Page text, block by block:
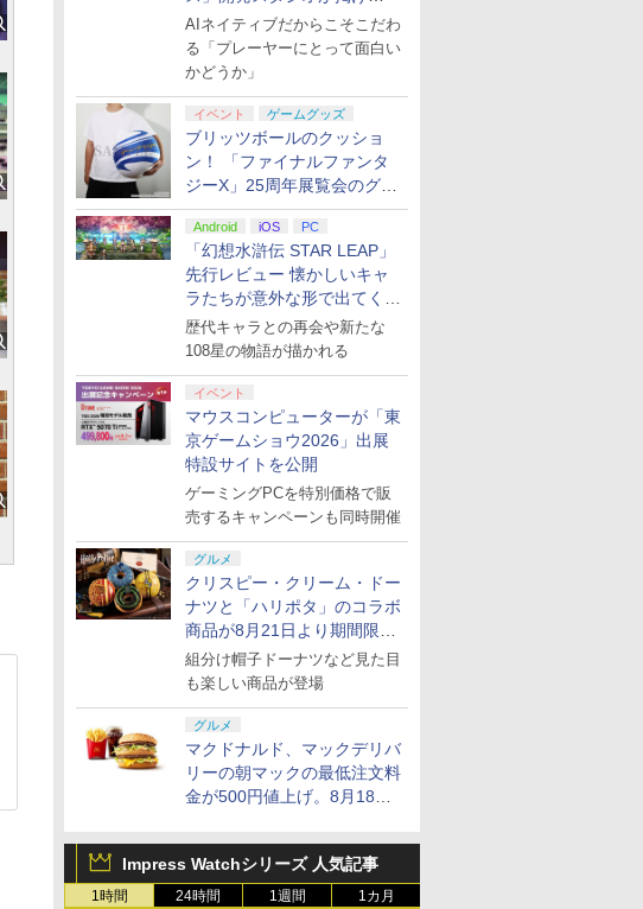
る“AI活用の信念”とは？【講
演レポート】
AIネイティブだからこそこだわ
る「プレーヤーにとって面白い
かどうか」
イベント ゲームグッズ
ブリッツボールのクッショ
ン！ 「ファイナルファンタ
ジーX」25周年展覧会のグッ
ズ情報が公開
Android iOS PC
「幻想水滸伝 STAR LEAP」
先行レビュー 懐かしいキャ
ラたちが意外な形で出てくる
シリーズ完全新作！
歴代キャラとの再会や新たな
108星の物語が描かれる
イベント
マウスコンピューターが「東
京ゲームショウ2026」出展
特設サイトを公開
ゲーミングPCを特別価格で販
売するキャンペーンも同時開催
グルメ
クリスピー・クリーム・ドー
ナツと「ハリポタ」のコラボ
商品が8月21日より期間限定
で発売
組分け帽子ドーナツなど見た目
も楽しい商品が登場
グルメ
マクドナルド、マックデリバ
リーの朝マックの最低注文料
金が500円値上げ。8月18日
Impress Watchシリーズ 人気記事
1時間 24時間 1週間 1カ月